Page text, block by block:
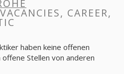
CAREER,
haben keine offenen
offene Stellen von anderen